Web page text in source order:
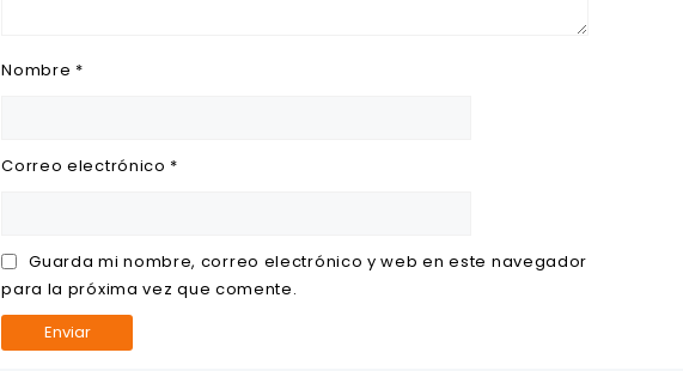
Nombre *
Correo electrónico *
Guarda mi nombre, correo electrónico y web en este navegador
para la próxima vez que comente.